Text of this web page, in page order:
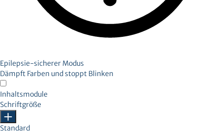
Epilepsie-sicherer Modus
Dämpft Farben und stoppt Blinken
Inhaltsmodule
Schriftgröße
Standard